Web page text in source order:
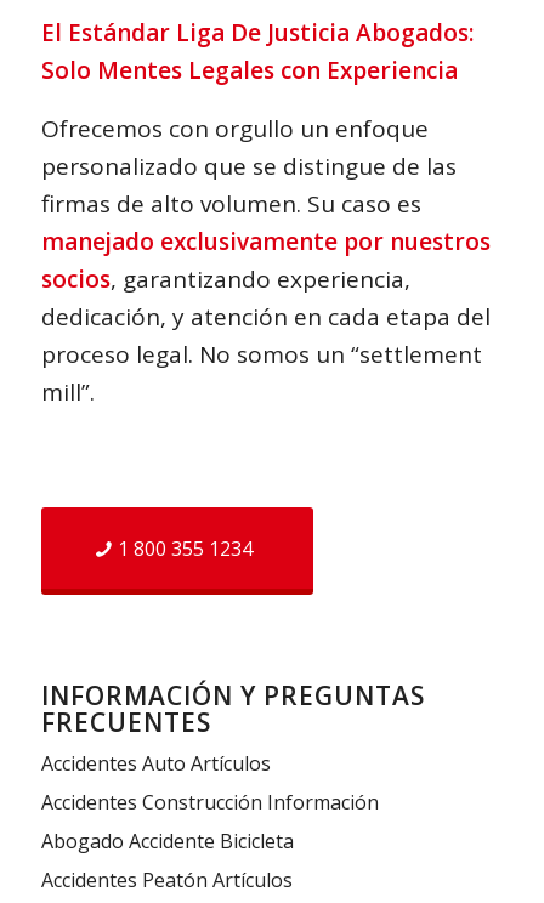
El Estándar Liga De Justicia Abogados:
Solo Mentes Legales con Experiencia
Ofrecemos con orgullo un enfoque
personalizado que se distingue de las
firmas de alto volumen. Su caso es
manejado exclusivamente por nuestros
socios, garantizando experiencia,
dedicación, y atención en cada etapa del
proceso legal. No somos un “settlement
mill”.
1 800 355 1234
INFORMACIÓN Y PREGUNTAS
FRECUENTES
Accidentes Auto Artículos
Accidentes Construcción Información
Abogado Accidente Bicicleta
Accidentes Peatón Artículos